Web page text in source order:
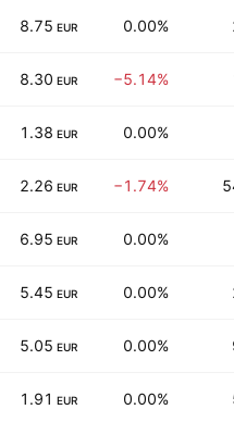
8.75 EUR 0.00%
8.30 EUR −5.14%
1.38 EUR 0.00%
2.26 EUR −1.74%
6.95 EUR 0.00%
5.45 EUR 0.00%
5.05 EUR 0.00%
1.91 EUR 0.00%